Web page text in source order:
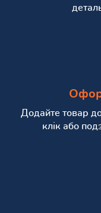
Додайте товар
клік або